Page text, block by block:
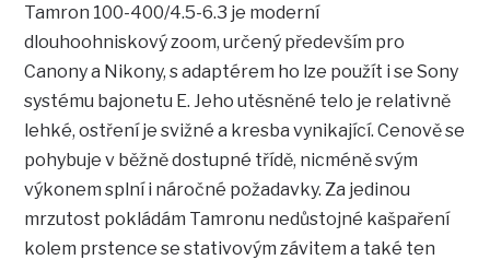
Tamron 100-400/4.5-6.3 je moderní
dlouhoohniskový zoom, určený především pro
Canony a Nikony, s adaptérem ho lze použít i se Sony
systému bajonetu E. Jeho utěsněné telo je relativně
lehké, ostření je svižné a kresba vynikající. Cenově se
pohybuje v běžně dostupné třídě, nicméně svým
výkonem splní i náročné požadavky. Za jedinou
mrzutost pokládám Tamronu nedůstojné kašpaření
kolem prstence se stativovým závitem a také ten